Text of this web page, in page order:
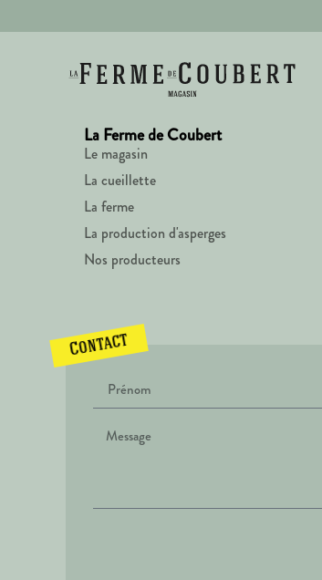
La Ferme de Coubert
Le magasin
La cueillette
La ferme
La production d'asperges
Nos producteurs
Contact